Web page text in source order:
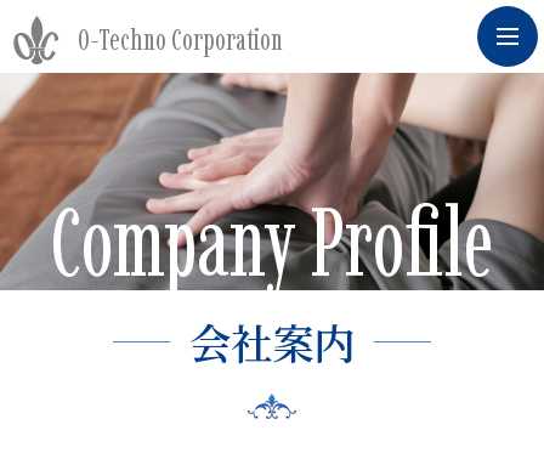
O-Techno Corporation
Company Profile
会社案内